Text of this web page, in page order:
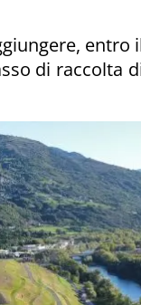
entro
di raccolta